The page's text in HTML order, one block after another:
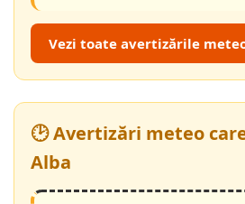
Vezi toate avertizările
🕑 Avertizări meteo
Alba